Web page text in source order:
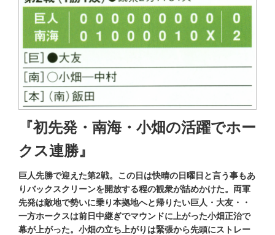
『初先発・南海・小畑の活躍でホー
クス連勝』
巨人先勝で迎えた第2戦。この日は快晴の日曜日と言う事もあ
りバックスクリーンを開放する程の観衆が詰めかけた。両軍
先発は敵地で勢いに乗り本拠地へと帰りたい巨人・大友・・
一方ホークスは前日中継ぎでマウンドに上がった小畑正治で
幕が上がった。小畑の立ち上がりは緊張から先頭にストレー